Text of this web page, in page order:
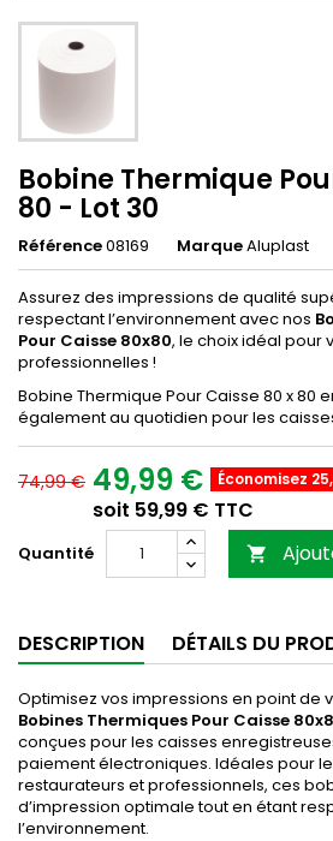
Bobine Thermique
80 - Lot 30
Référence08169 MarqueAluplast
Assurez des impressions de qualité
respectant l’environnement avec nos
Pour Caisse 80x80, le choix idéal pour
professionnelles !
Bobine Thermique Pour Caisse 80 x 80
également au quotidien pour les
74,99 € 49,99 € Économisez
soit 59,99 € TTC
Quantité 
DESCRIPTION DÉTAILS DU
Optimisez vos impressions en point de
Bobines Thermiques Pour Caisse
conçues pour les caisses
paiement électroniques. Idéales pour
restaurateurs et professionnels, ces
d’impression optimale tout en étant
l’environnement.